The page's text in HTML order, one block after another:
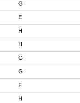
G
E
H
H
G
G
F
H